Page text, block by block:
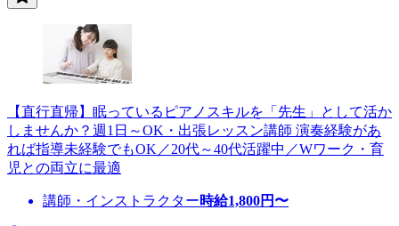
【直行直帰】眠っているピアノスキルを「先生」として活か
しませんか？週1日～OK・出張レッスン講師 演奏経験があ
れば指導未経験でもOK／20代～40代活躍中／Wワーク・育
児との両立に最適
講師・インストラクター時給1,800円〜